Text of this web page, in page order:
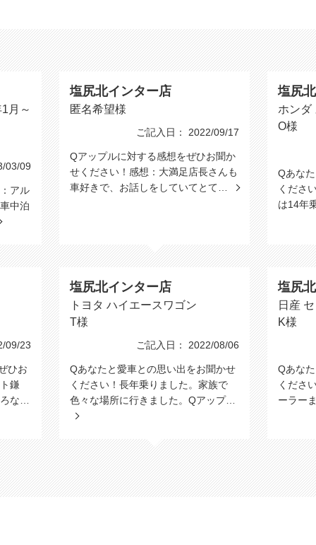
月～
03/09
アル
中泊
塩尻北インター店
匿名希望様
ご記入日： 2022/09/17
Qアップルに対する感想をぜひお聞か
せください！感想：大満足店長さんも
車好きで、お話しをしていてとて…
塩尻
ホンダ
O様
Qあな
くださ
は14年
09/23
ひお
鎌
な…
塩尻北インター店
トヨタ ハイエースワゴン
T様
ご記入日： 2022/08/06
Qあなたと愛車との思い出をお聞かせ
ください！長年乗りました。家族で
色々な場所に行きました。Qアップ…
塩尻
日産
K様
Qあな
くださ
ーラー